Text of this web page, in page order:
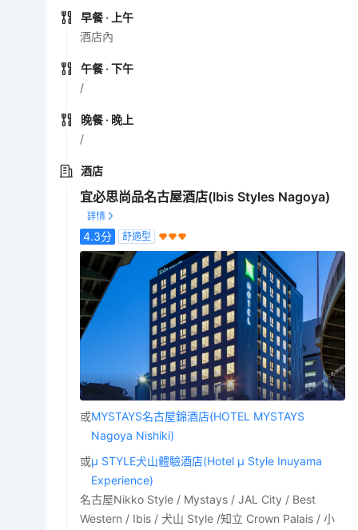
早餐 · 上午
酒店內
午餐 · 下午
/
晚餐 · 晚上
/
酒店
宜必思尚品名古屋酒店(Ibis Styles Nagoya)
4.3分 舒適型
或MYSTAYS名古屋錦酒店(HOTEL MYSTAYS
Nagoya Nishiki)
或μ STYLE犬山體驗酒店(Hotel μ Style Inuyama
Experience)
名古屋Nikko Style / Mystays / JAL City / Best
Western / Ibis / 犬山 Style /知立 Crown Palais / 小